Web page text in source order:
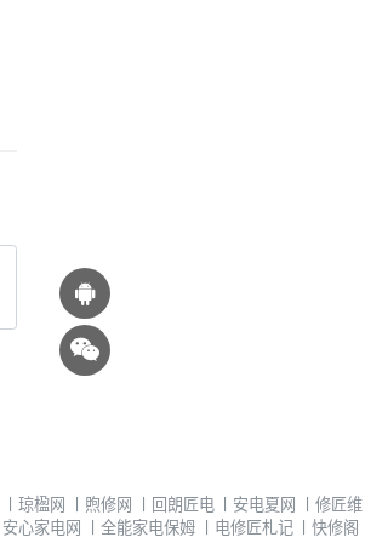
丨琼楹网 丨 煦修网 丨 回朗匠电 丨 安电夏网 丨 修匠维
安心家电网 丨 全能家电保姆 丨 电修匠札记 丨快修阁